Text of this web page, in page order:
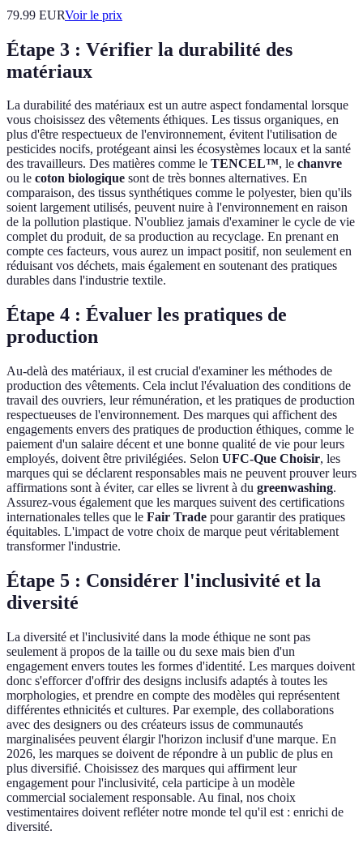
79.99 EURVoir le prix
Étape 3 : Vérifier la durabilité des
matériaux
La durabilité des matériaux est un autre aspect fondamental lorsque
vous choisissez des vêtements éthiques. Les tissus organiques, en
plus d'être respectueux de l'environnement, évitent l'utilisation de
pesticides nocifs, protégeant ainsi les écosystèmes locaux et la santé
des travailleurs. Des matières comme le TENCEL™, le chanvre
ou le coton biologique sont de très bonnes alternatives. En
comparaison, des tissus synthétiques comme le polyester, bien qu'ils
soient largement utilisés, peuvent nuire à l'environnement en raison
de la pollution plastique. N'oubliez jamais d'examiner le cycle de vie
complet du produit, de sa production au recyclage. En prenant en
compte ces facteurs, vous aurez un impact positif, non seulement en
réduisant vos déchets, mais également en soutenant des pratiques
durables dans l'industrie textile.
Étape 4 : Évaluer les pratiques de
production
Au-delà des matériaux, il est crucial d'examiner les méthodes de
production des vêtements. Cela inclut l'évaluation des conditions de
travail des ouvriers, leur rémunération, et les pratiques de production
respectueuses de l'environnement. Des marques qui affichent des
engagements envers des pratiques de production éthiques, comme le
paiement d'un salaire décent et une bonne qualité de vie pour leurs
employés, doivent être privilégiées. Selon UFC-Que Choisir, les
marques qui se déclarent responsables mais ne peuvent prouver leurs
affirmations sont à éviter, car elles se livrent à du greenwashing.
Assurez-vous également que les marques suivent des certifications
internationales telles que le Fair Trade pour garantir des pratiques
équitables. L'impact de votre choix de marque peut véritablement
transformer l'industrie.
Étape 5 : Considérer l'inclusivité et la
diversité
La diversité et l'inclusivité dans la mode éthique ne sont pas
seulement ä propos de la taille ou du sexe mais bien d'un
engagement envers toutes les formes d'identité. Les marques doivent
donc s'efforcer d'offrir des designs inclusifs adaptés à toutes les
morphologies, et prendre en compte des modèles qui représentent
différentes ethnicités et cultures. Par exemple, des collaborations
avec des designers ou des créateurs issus de communautés
marginalisées peuvent élargir l'horizon inclusif d'une marque. En
2026, les marques se doivent de répondre à un public de plus en
plus diversifié. Choisissez des marques qui affirment leur
engagement pour l'inclusivité, cela participe à un modèle
commercial socialement responsable. Au final, nos choix
vestimentaires doivent refléter notre monde tel qu'il est : enrichi de
diversité.